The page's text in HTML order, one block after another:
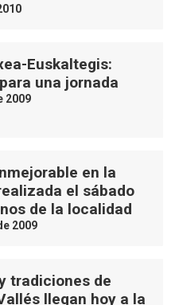
Euskaltegis:
una jornada
2009
en la
el sábado
de la localidad
2009
tradiciones de
llegan hoy a la